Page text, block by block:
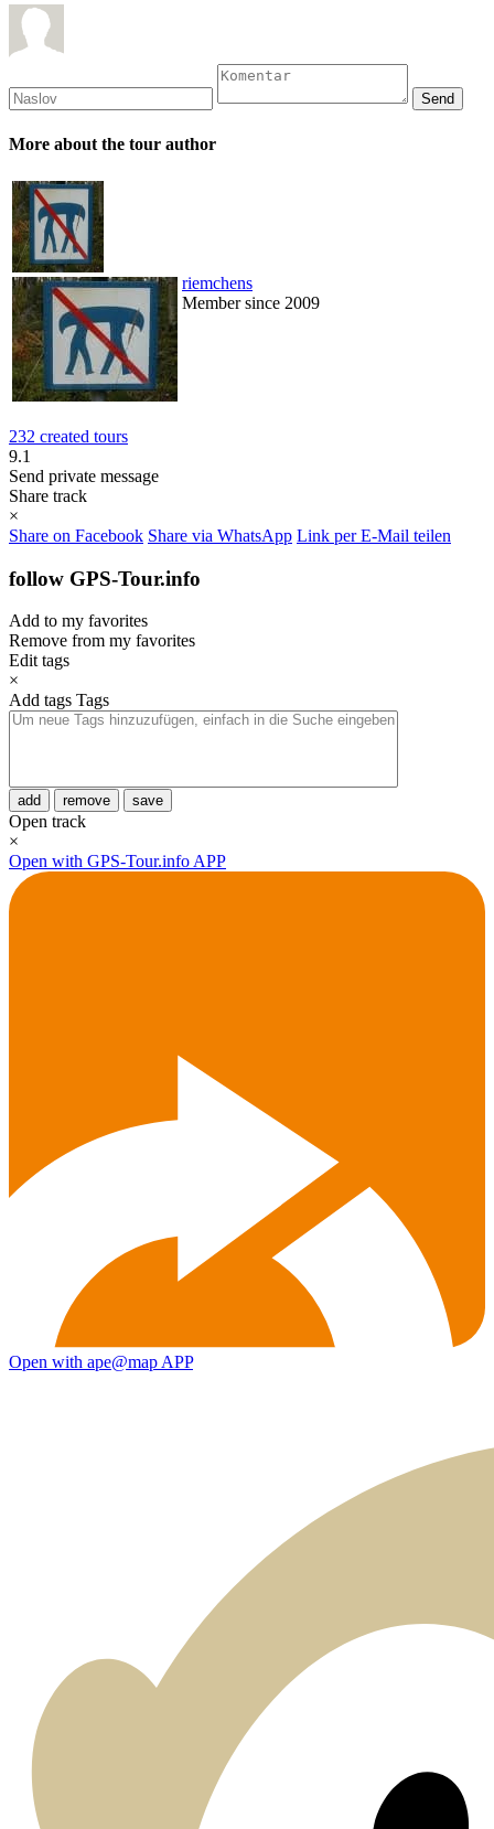
More about the tour author
riemchens
Member since 2009
232 created tours
9.1
Send private message
Share track
×
Share on Facebook Share via WhatsApp Link per E-Mail teilen
follow GPS-Tour.info
Add to my favorites
Remove from my favorites
Edit tags
×
Add tags Tags
add remove save
Open track
×
Open with GPS-Tour.info APP
Open with ape@map APP